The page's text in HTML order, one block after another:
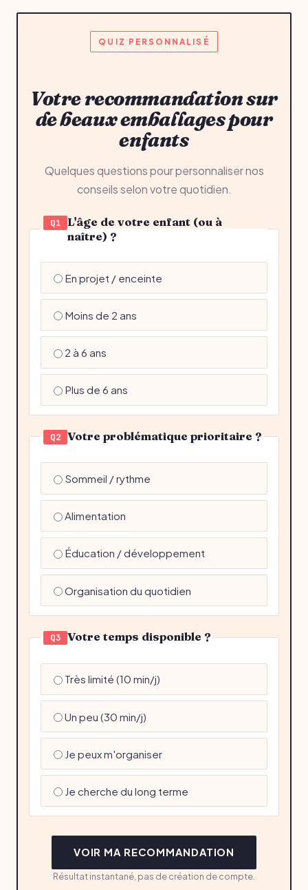
QUIZ PERSONNALISÉ
Votre recommandation sur
de beaux emballages pour
enfants
Quelques questions pour personnaliser nos
conseils selon votre quotidien.
Q1
L'âge de votre enfant (ou à
naître) ?
En projet / enceinte
Moins de 2 ans
2 à 6 ans
Plus de 6 ans
Q2 Votre problématique prioritaire ?
Sommeil / rythme
Alimentation
Éducation / développement
Organisation du quotidien
Q3 Votre temps disponible ?
Très limité (10 min/j)
Un peu (30 min/j)
Je peux m'organiser
Je cherche du long terme
VOIR MA RECOMMANDATION
Résultat instantané, pas de création de compte.